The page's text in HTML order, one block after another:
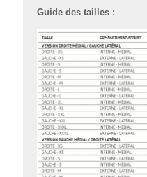
Guide des tailles :